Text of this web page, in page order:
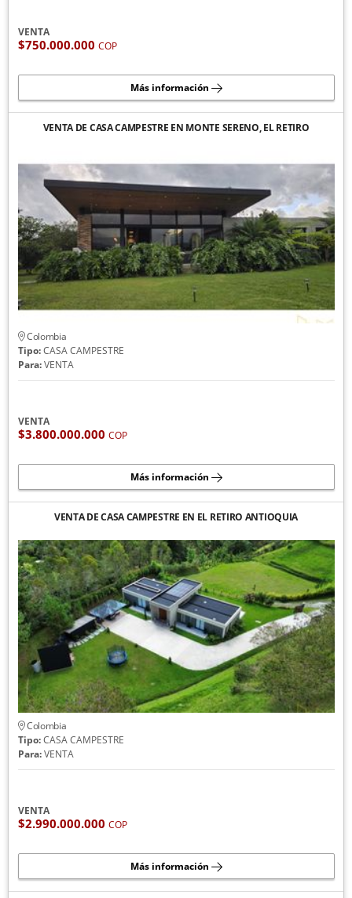
VENTA
$750.000.000 COP
Más información
VENTA DE CASA CAMPESTRE EN MONTE SERENO, EL RETIRO
Colombia
Tipo:CASA CAMPESTRE
Para:VENTA
VENTA
$3.800.000.000 COP
Más información
VENTA DE CASA CAMPESTRE EN EL RETIRO ANTIOQUIA
Colombia
Tipo:CASA CAMPESTRE
Para:VENTA
VENTA
$2.990.000.000 COP
Más información